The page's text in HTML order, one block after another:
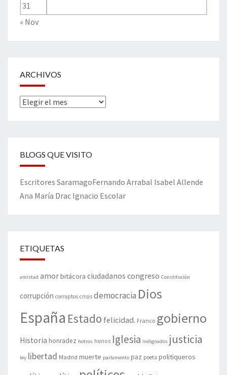
31
« Nov
ARCHIVOS
Archivos
BLOGS QUE VISITO
Escritores SaramagoFernando Arrabal Isabel Allende
Ana María Drac Ignacio Escolar
ETIQUETAS
amistad amorbitácora ciudadanos congreso Constitución
corrupción corruptos crisis democracia Dios
España Estado felicidad. Franco gobierno
Historia honradez hotros hunos Iglesia indignados justicia
ley libertad Madrid muerte parlamento paz poeta politiqueros